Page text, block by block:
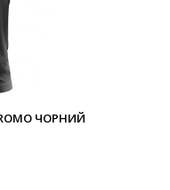
ЧОРНИЙ